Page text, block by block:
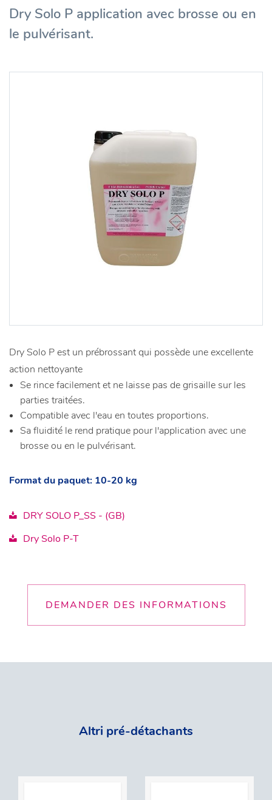
Dry Solo P application avec brosse ou en
le pulvérisant.
Dry Solo P est un prébrossant qui possède une excellente
action nettoyante
Se rince facilement et ne laisse pas de grisaille sur les
parties traitées.
Compatible avec l'eau en toutes proportions.
Sa fluidité le rend pratique pour l'application avec une
brosse ou en le pulvérisant.
Format du paquet: 10-20 kg
DRY SOLO P_SS - (GB)
Dry Solo P-T
DEMANDER DES INFORMATIONS
Altri pré-détachants